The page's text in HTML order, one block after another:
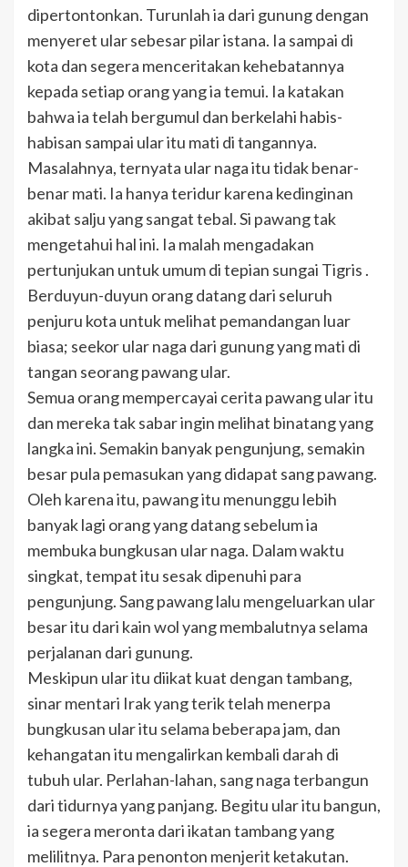
dipertontonkan. Turunlah ia dari gunung dengan
menyeret ular sebesar pilar istana. Ia sampai di
kota dan segera menceritakan kehebatannya
kepada setiap orang yang ia temui. Ia katakan
bahwa ia telah bergumul dan berkelahi habis-
habisan sampai ular itu mati di tangannya.
Masalahnya, ternyata ular naga itu tidak benar-
benar mati. Ia hanya teridur karena kedinginan
akibat salju yang sangat tebal. Si pawang tak
mengetahui hal ini. Ia malah mengadakan
pertunjukan untuk umum di tepian sungai Tigris .
Berduyun-duyun orang datang dari seluruh
penjuru kota untuk melihat pemandangan luar
biasa; seekor ular naga dari gunung yang mati di
tangan seorang pawang ular.
Semua orang mempercayai cerita pawang ular itu
dan mereka tak sabar ingin melihat binatang yang
langka ini. Semakin banyak pengunjung, semakin
besar pula pemasukan yang didapat sang pawang.
Oleh karena itu, pawang itu menunggu lebih
banyak lagi orang yang datang sebelum ia
membuka bungkusan ular naga. Dalam waktu
singkat, tempat itu sesak dipenuhi para
pengunjung. Sang pawang lalu mengeluarkan ular
besar itu dari kain wol yang membalutnya selama
perjalanan dari gunung.
Meskipun ular itu diikat kuat dengan tambang,
sinar mentari Irak yang terik telah menerpa
bungkusan ular itu selama beberapa jam, dan
kehangatan itu mengalirkan kembali darah di
tubuh ular. Perlahan-lahan, sang naga terbangun
dari tidurnya yang panjang. Begitu ular itu bangun,
ia segera meronta dari ikatan tambang yang
melilitnya. Para penonton menjerit ketakutan.